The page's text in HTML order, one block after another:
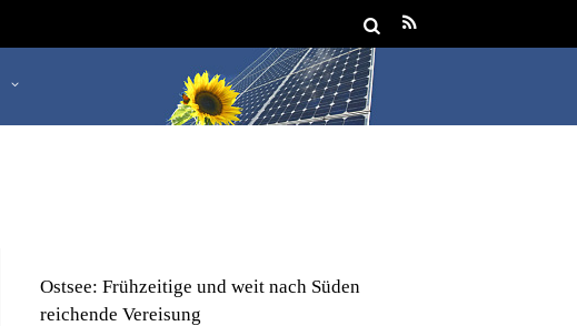
Ostsee: Frühzeitige und weit nach Süden
reichende Vereisung